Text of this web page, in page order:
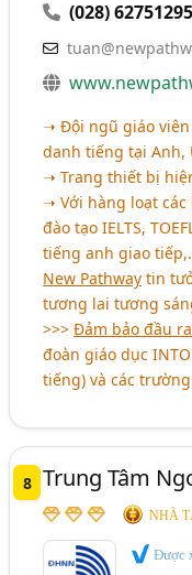
(028) 62751295
➝ Đội ngũ giáo
danh tiếng tại Anh,
➝ Trang thiết bị
➝ Với hàng loạt các
đào tạo IELTS,
tiếng anh giao
New Pathway tin
tương lai tương
>>>Đảm bảo đầu
đoàn giáo dục
tiếng) và các
8 Trung Tâm
NHÀ
Được